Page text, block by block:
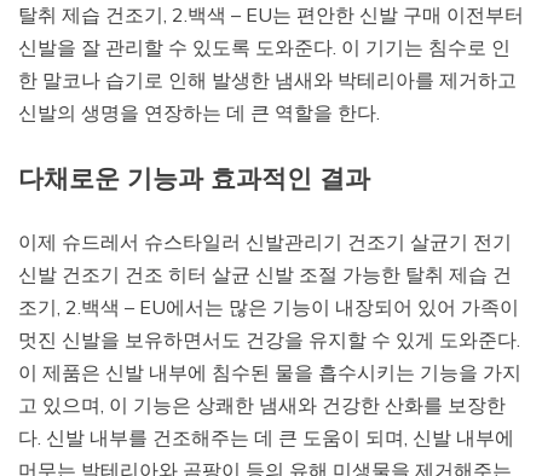
탈취 제습 건조기, 2.백색 – EU는 편안한 신발 구매 이전부터
신발을 잘 관리할 수 있도록 도와준다. 이 기기는 침수로 인
한 말코나 습기로 인해 발생한 냄새와 박테리아를 제거하고
신발의 생명을 연장하는 데 큰 역할을 한다.
다채로운 기능과 효과적인 결과
이제 슈드레서 슈스타일러 신발관리기 건조기 살균기 전기
신발 건조기 건조 히터 살균 신발 조절 가능한 탈취 제습 건
조기, 2.백색 – EU에서는 많은 기능이 내장되어 있어 가족이
멋진 신발을 보유하면서도 건강을 유지할 수 있게 도와준다.
이 제품은 신발 내부에 침수된 물을 흡수시키는 기능을 가지
고 있으며, 이 기능은 상쾌한 냄새와 건강한 산화를 보장한
다. 신발 내부를 건조해주는 데 큰 도움이 되며, 신발 내부에
머무는 박테리아와 곰팡이 등의 유해 미생물을 제거해주는